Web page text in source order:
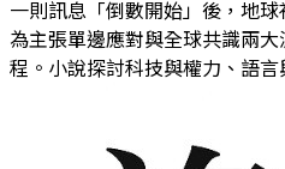
一則訊息「倒數開始」後，地
為主張單邊應對與全球共識兩
程。小說探討科技與權力、語言